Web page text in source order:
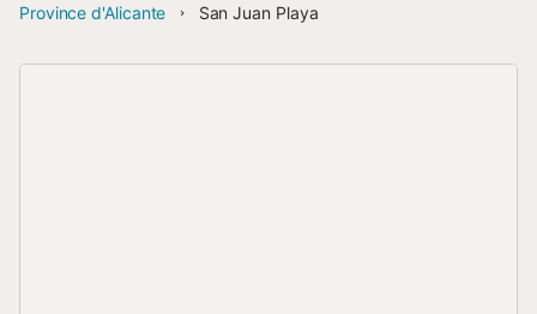
Province d'Alicante
San Juan Playa